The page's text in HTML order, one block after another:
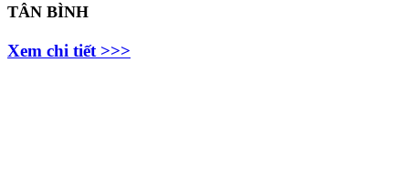
TÂN BÌNH
Xem chi tiết >>>